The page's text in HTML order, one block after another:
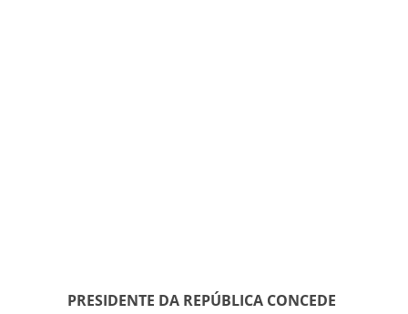
PRESIDENTE DA REPÚBLICA CONCEDE